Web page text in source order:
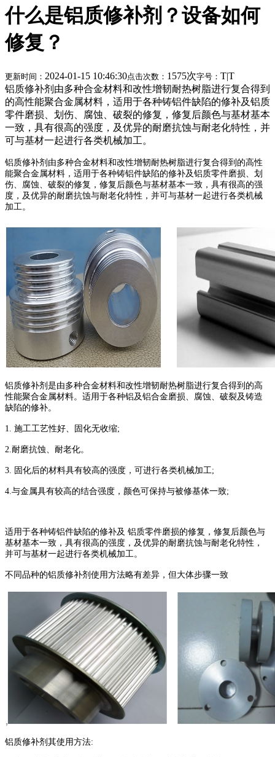
什么是铝质修补剂？设备如何
修复？
更新时间： 2024-01-15 10:46:30点击次数： 1575次字号： T|T
铝质修补剂由多种合金材料和改性增韧耐热树脂进行复合得到
的高性能聚合金属材料，适用于各种铸铝件缺陷的修补及铝质
零件磨损、划伤、腐蚀、破裂的修复，修复后颜色与基材基本
一致，具有很高的强度，及优异的耐磨抗蚀与耐老化特性，并
可与基材一起进行各类机械加工。
铝质修补剂由多种合金材料和改性增韧耐热树脂进行复合得到的高性
能聚合金属材料，适用于各种铸铝件缺陷的修补及铝质零件磨损、划
伤、腐蚀、破裂的修复，修复后颜色与基材基本一致，具有很高的强
度，及优异的耐磨抗蚀与耐老化特性，并可与基材一起进行各类机械
加工。
铝质修补剂是由多种合金材料和改性增韧耐热树脂进行复合得到的高
性能聚合金属材料。适用于各种铝及铝合金磨损、腐蚀、破裂及铸造
缺陷的修补。
1. 施工工艺性好、固化无收缩;
2.耐磨抗蚀、耐老化。
3. 固化后的材料具有较高的强度，可进行各类机械加工;
4.与金属具有较高的结合强度，颜色可保持与被修基体一致;
适用于各种铸铝件缺陷的修补及 铝质零件磨损的修复，修复后颜色与
基材基本一致，具有很高的强度，及优异的耐磨抗蚀与耐老化特性，
并可与基材一起进行各类机械加工。
不同品种的铝质修补剂使用方法略有差异，但大体步骤一致
铝质修补剂其使用方法: